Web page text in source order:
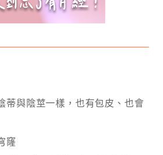
與陰莖一樣，也有包皮、也會
窿